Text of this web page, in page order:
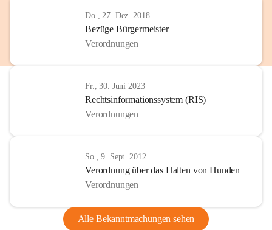
Do., 27. Dez. 2018
Bezüge Bürgermeister
Verordnungen
Fr., 30. Juni 2023
Rechtsinformationssystem (RIS)
Verordnungen
So., 9. Sept. 2012
Verordnung über das Halten von Hunden
Verordnungen
Alle Bekanntmachungen sehen